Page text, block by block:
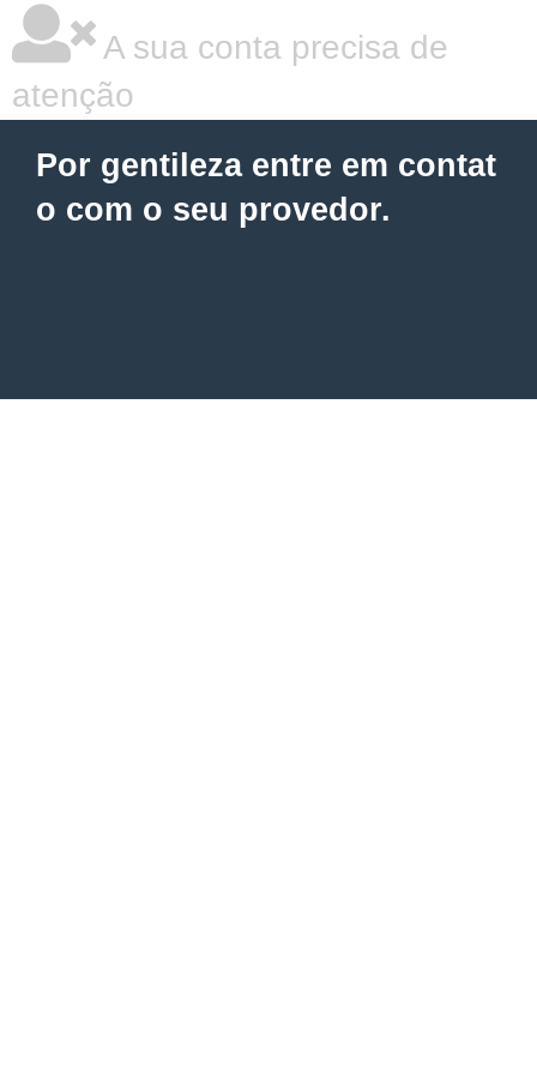
A sua conta precisa de
atenção
Por gentileza entre em contat
o com o seu provedor.